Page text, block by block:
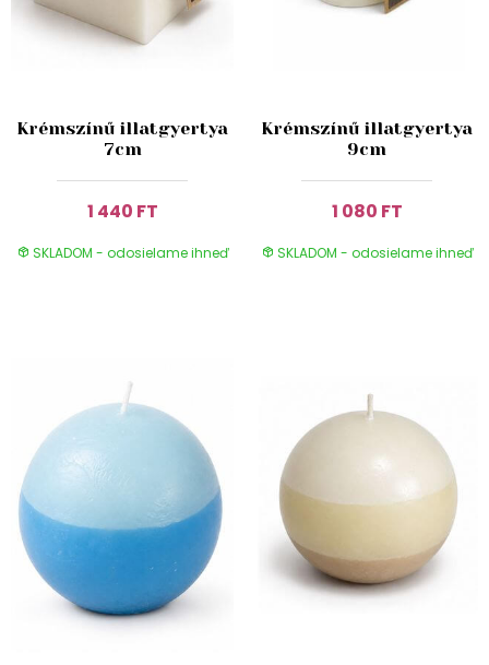
Krémszínű illatgyertya
7cm
1 440 FT
SKLADOM - odosielame ihneď
Krémszínű illatgyertya
9cm
1 080 FT
SKLADOM - odosielame ihneď